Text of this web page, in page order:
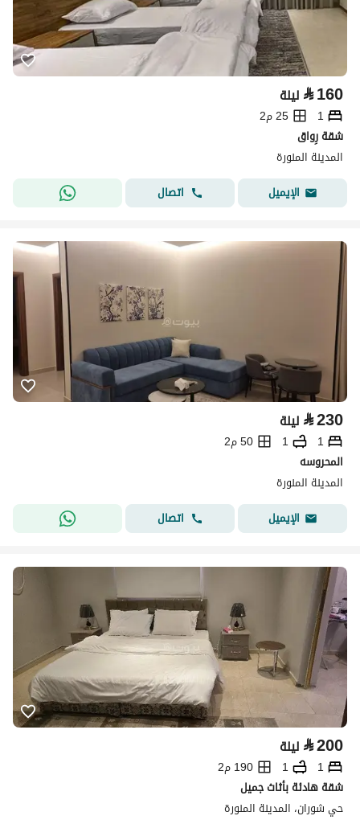
⃁160 ليلة
1
25 م2
شقة رِواق
المدينة المنورة
الإيميل
اتصال
⃁230 ليلة
1
1
50 م2
المحروسه
المدينة المنورة
الإيميل
اتصال
⃁200 ليلة
1
1
190 م2
شقة هادئة بأثاث جميل
حي شوران، المدينة المنورة